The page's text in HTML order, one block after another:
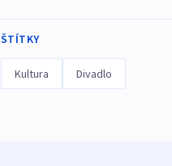
ŠTÍTKY
Kultura Divadlo